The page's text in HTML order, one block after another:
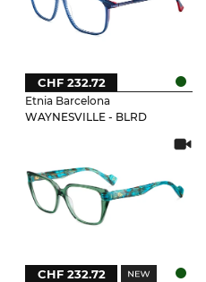
Etnia Barcelona
WAYNESVILLE - BLRD
CHF 232.72
CHF 232.72